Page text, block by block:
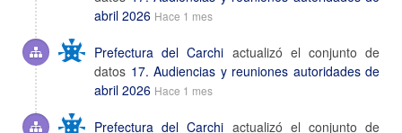
abril 2026 Hace 1 mes
Prefectura del Carchi actualizó el conjunto de
datos 17. Audiencias y reuniones autoridades de
abril 2026 Hace 1 mes
Prefectura del Carchi actualizó el conjunto de